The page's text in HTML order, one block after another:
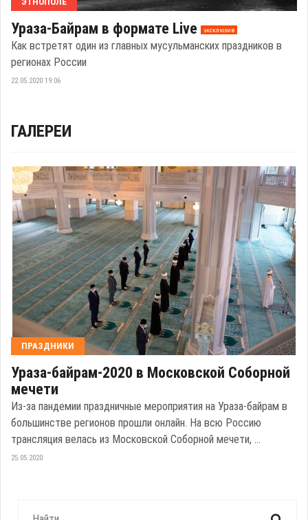
Ураза-Байрам в формате Live эксклюзив
Как встретят один из главных мусульманских праздников в
регионах России
22.05.2020 19:06
ГАЛЕРЕИ
ПРАЗДНИКИ
Ураза-байрам-2020 в Московской Соборной
мечети
Из-за пандемии праздничные мероприятия на Ураза-байрам в
большинстве регионов прошли онлайн. На всю Россию
трансляция велась из Московской Соборной мечети, ...
25.05.2020